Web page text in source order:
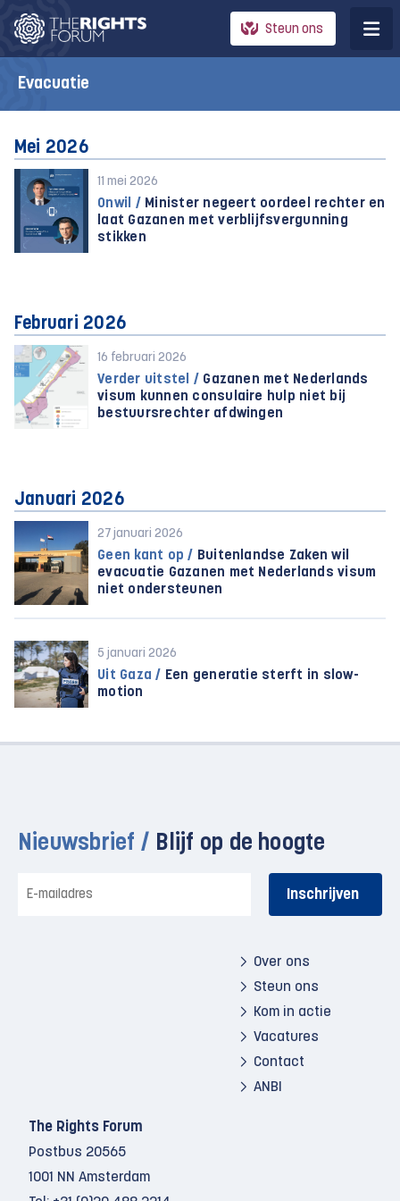
Steun ons
Evacuatie
Mei 2026
11 mei 2026
Onwil / Minister negeert oordeel rechter en
laat Gazanen met verblijfsvergunning
stikken
Februari 2026
16 februari 2026
Verder uitstel / Gazanen met Nederlands
visum kunnen consulaire hulp niet bij
bestuursrechter afdwingen
Januari 2026
27 januari 2026
Geen kant op / Buitenlandse Zaken wil
evacuatie Gazanen met Nederlands visum
niet ondersteunen
5 januari 2026
Uit Gaza / Een generatie sterft in slow-
motion
Nieuwsbrief / Blijf op de hoogte
mailadres
Over ons
Steun ons
Kom in actie
Vacatures
Contact
ANBI
The Rights Forum
Postbus 20565
1001 NN Amsterdam